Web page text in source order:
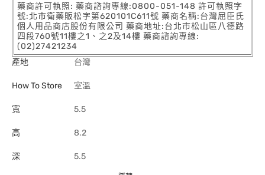
藥商許可執照: 藥商諮詢專線:0800-051-148 許可執照字
號:北市衛藥販松字第620101C611號 藥商名稱:台灣屈臣氏
個人用品商店股份有限公司 藥商地址:台北市松山區八德路
四段760號11樓之1、之2及14樓 藥商諮詢專線:
(02)27421234
產地
台灣
How To Store 室溫
寬 5.5
高 8.2
深 5.5